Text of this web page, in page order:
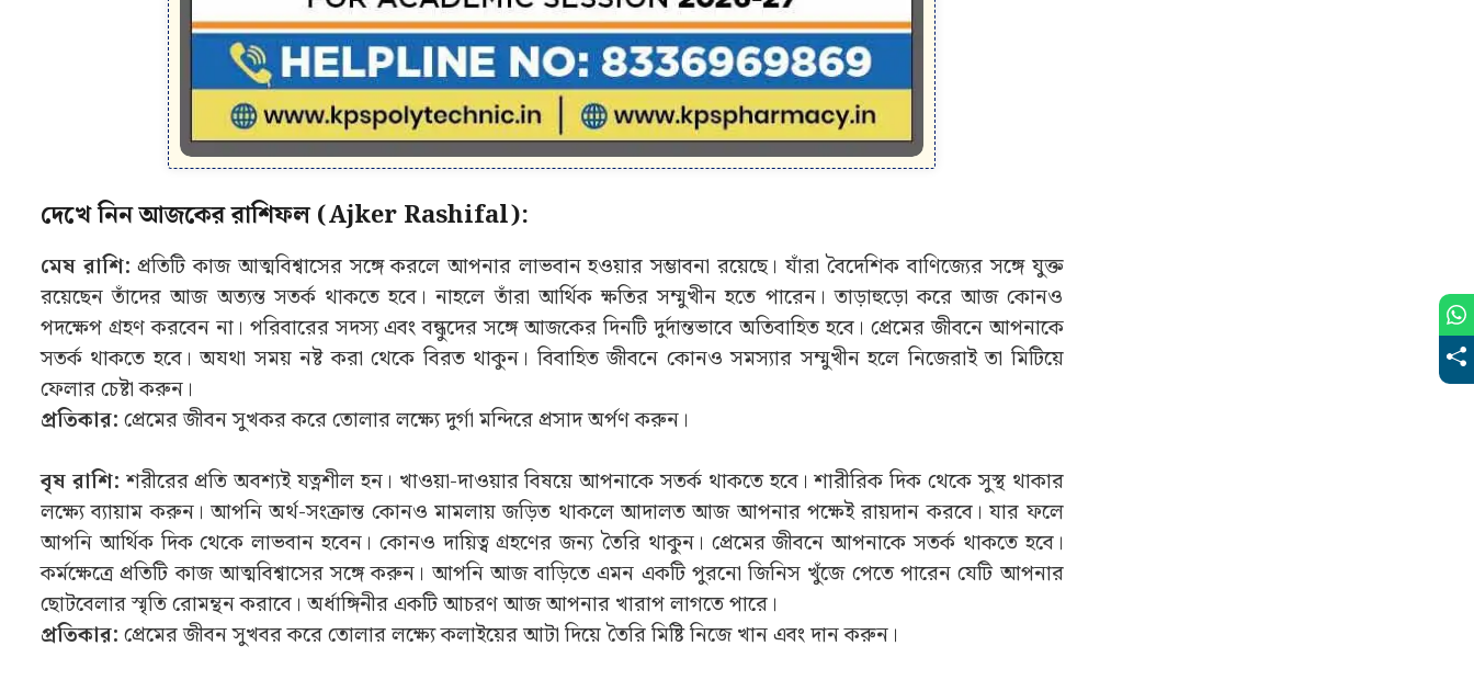
দেখে নিন আজকের রাশিফল (Ajker Rashifal):
মেষ রাশি: প্রতিটি কাজ আত্মবিশ্বাসের সঙ্গে করলে আপনার লাভবান হওয়ার সম্ভাবনা রয়েছে। যাঁরা বৈদেশিক বাণিজ্যের সঙ্গে যুক্ত
রয়েছেন তাঁদের আজ অত্যন্ত সতর্ক থাকতে হবে। নাহলে তাঁরা আর্থিক ক্ষতির সম্মুখীন হতে পারেন। তাড়াহুড়ো করে আজ কোনও
পদক্ষেপ গ্রহণ করবেন না। পরিবারের সদস্য এবং বন্ধুদের সঙ্গে আজকের দিনটি দুর্দান্তভাবে অতিবাহিত হবে। প্রেমের জীবনে আপনাকে
সতর্ক থাকতে হবে। অযথা সময় নষ্ট করা থেকে বিরত থাকুন। বিবাহিত জীবনে কোনও সমস্যার সম্মুখীন হলে নিজেরাই তা মিটিয়ে
ফেলার চেষ্টা করুন।
প্রতিকার:প্রেমের জীবন সুখকর করে তোলার লক্ষ্যে দুর্গা মন্দিরে প্রসাদ অর্পণ করুন।
বৃষ রাশি: শরীরের প্রতি অবশ্যই যত্নশীল হন। খাওয়া-দাওয়ার বিষয়ে আপনাকে সতর্ক থাকতে হবে। শারীরিক দিক থেকে সুস্থ থাকার
লক্ষ্যে ব্যায়াম করুন। আপনি অর্থ-সংক্রান্ত কোনও মামলায় জড়িত থাকলে আদালত আজ আপনার পক্ষেই রায়দান করবে। যার ফলে
আপনি আর্থিক দিক থেকে লাভবান হবেন। কোনও দায়িত্ব গ্রহণের জন্য তৈরি থাকুন। প্রেমের জীবনে আপনাকে সতর্ক থাকতে হবে।
কর্মক্ষেত্রে প্রতিটি কাজ আত্মবিশ্বাসের সঙ্গে করুন। আপনি আজ বাড়িতে এমন একটি পুরনো জিনিস খুঁজে পেতে পারেন যেটি আপনার
ছোটবেলার স্মৃতি রোমন্থন করাবে। অর্ধাঙ্গিনীর একটি আচরণ আজ আপনার খারাপ লাগতে পারে।
প্রতিকার:প্রেমের জীবন সুখবর করে তোলার লক্ষ্যে কলাইয়ের আটা দিয়ে তৈরি মিষ্টি নিজে খান এবং দান করুন।